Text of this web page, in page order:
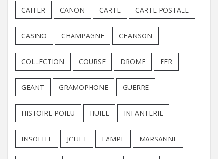
CAHIER CANON CARTE CARTE POSTALE
CASINO CHAMPAGNE CHANSON
COLLECTION COURSE DROME FER
GEANT GRAMOPHONE GUERRE
HISTOIRE-POILU HUILE INFANTERIE
INSOLITE JOUET LAMPE MARSANNE